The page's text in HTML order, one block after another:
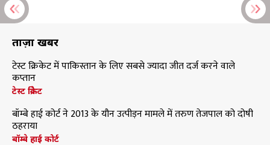
ताज़ा खबरें
टेस्ट क्रिकेट में पाकिस्तान के लिए सबसे ज्यादा जीत दर्ज करने वाले
कप्तान
टेस्ट क्रिकेट
बॉम्बे हाई कोर्ट ने 2013 के यौन उत्पीड़न मामले में तरुण तेजपाल को दोषी
ठहराया
बॉम्बे हाई कोर्ट